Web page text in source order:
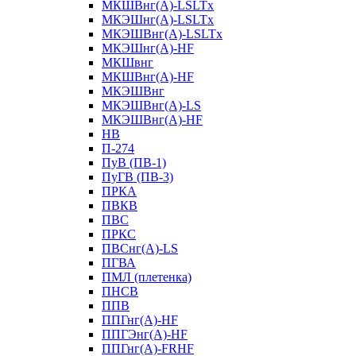
МКШВнг(A)-LSLTx
МКЭШнг(А)-LSLTx
МКЭШВнг(A)-LSLTx
МКЭШнг(А)-HF
МКШвнг
МКШВнг(А)-HF
МКЭШВнг
МКЭШВнг(А)-LS
МКЭШВнг(А)-HF
НВ
П-274
ПуВ (ПВ-1)
ПуГВ (ПВ-3)
ПРКА
ПВКВ
ПВС
ПРКС
ПВСнг(А)-LS
ПГВА
ПМЛ (плетенка)
ПНСВ
ППВ
ППГнг(А)-HF
ППГЭнг(А)-HF
ППГнг(А)-FRHF